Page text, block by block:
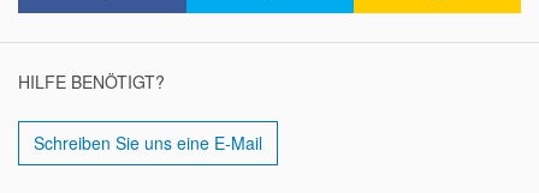
HILFE BENÖTIGT?
Schreiben Sie uns eine E-Mail